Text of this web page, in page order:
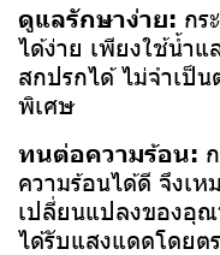
ดูแลรักษาง่าย: กร
ได้ง่าย เพียงใช้น้ำ
สกปรกได้ ไม่จำเป็
พิเศษ
ทนต่อความร้อน:
ความร้อนได้ดี จึงเ
เปลี่ยนแปลงของอุ
ได้รับแสงแดดโดยต